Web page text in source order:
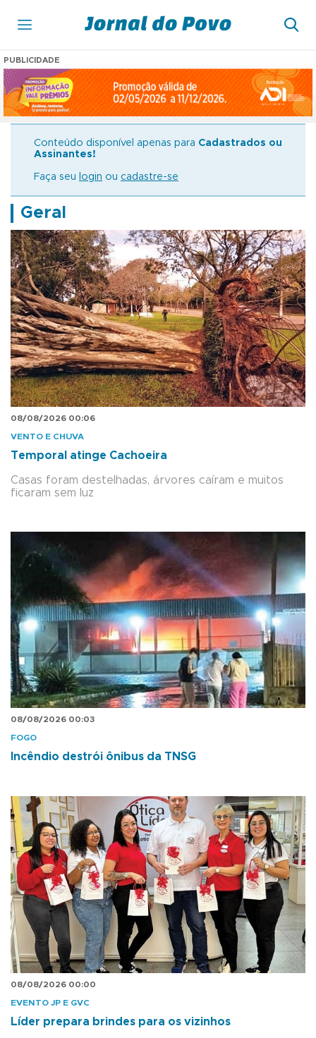
PUBLICIDADE
Conteúdo disponível apenas para Cadastrados ou
Assinantes!
Faça seu login ou cadastre-se
Geral
08/08/2026 00:06
VENTO E CHUVA
Temporal atinge Cachoeira
Casas foram destelhadas, árvores caíram e muitos
ficaram sem luz
08/08/2026 00:03
FOGO
Incêndio destrói ônibus da TNSG
08/08/2026 00:00
EVENTO JP E GVC
Líder prepara brindes para os vizinhos